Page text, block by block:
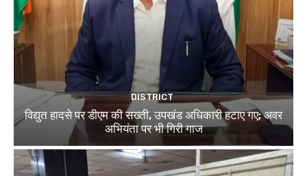
DISTRICT
विद्युत हादसे पर डीएम की सख्ती, उपखंड अधिकारी हटाए गए; अवर
अभियंता पर भी गिरी गाज